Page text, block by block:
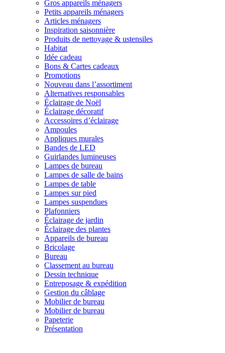
Gros appareils ménagers
Petits appareils ménagers
Articles ménagers
Inspiration saisonnière
Produits de nettoyage & ustensiles
Habitat
Idée cadeau
Bons & Cartes cadeaux
Promotions
Nouveau dans l’assortiment
Alternatives responsables
Éclairage de Noël
Éclairage décoratif
Accessoires d’éclairage
Ampoules
Appliques murales
Bandes de LED
Guirlandes lumineuses
Lampes de bureau
Lampes de salle de bains
Lampes de table
Lampes sur pied
Lampes suspendues
Plafonniers
Éclairage de jardin
Éclairage des plantes
Appareils de bureau
Bricolage
Bureau
Classement au bureau
Dessin technique
Entreposage & expédition
Gestion du câblage
Mobilier de bureau
Mobilier de bureau
Papeterie
Présentation